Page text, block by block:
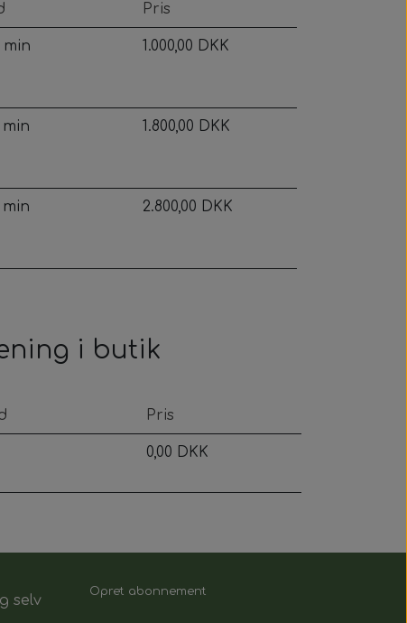
Pris
min 1.000,00 DKK
min 1.800,00 DKK
min 2.800,00 DKK
i butik
Pris
0,00 DKK
selv
Opret abonnement